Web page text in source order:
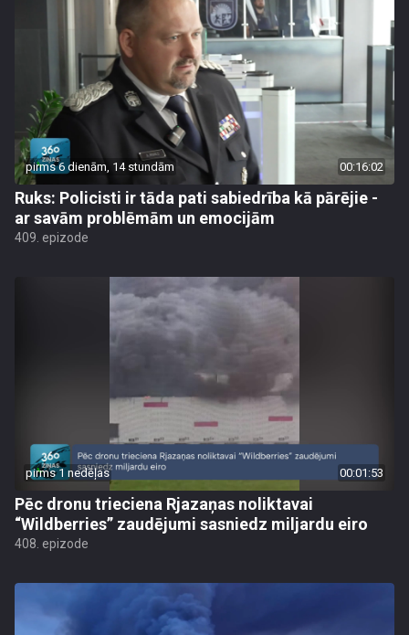
pirms 6 dienām, 14 stundām 00:16:02
Ruks: Policisti ir tāda pati sabiedrība kā pārējie -
ar savām problēmām un emocijām
409. epizode
pirms 1 nedēļas 00:01:53
Pēc dronu trieciena Rjazaņas noliktavai
“Wildberries” zaudējumi sasniedz miljardu eiro
408. epizode